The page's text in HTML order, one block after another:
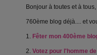
Bonjour à toutes et à tous,
760ème blog déjà.... et
1. Fêter mon 400ème
2. Votez pour l'homme